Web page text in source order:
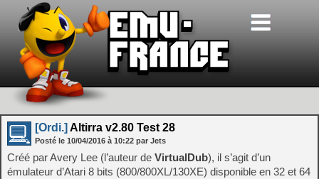
[Ordi.] Altirra v2.80 Test 28
Posté le 10/04/2016 à 10:22 par Jets
Créé par Avery Lee (l’auteur de VirtualDub), il s’agit d’un
émulateur d’Atari 8 bits (800/800XL/130XE) disponible en 32 et 64